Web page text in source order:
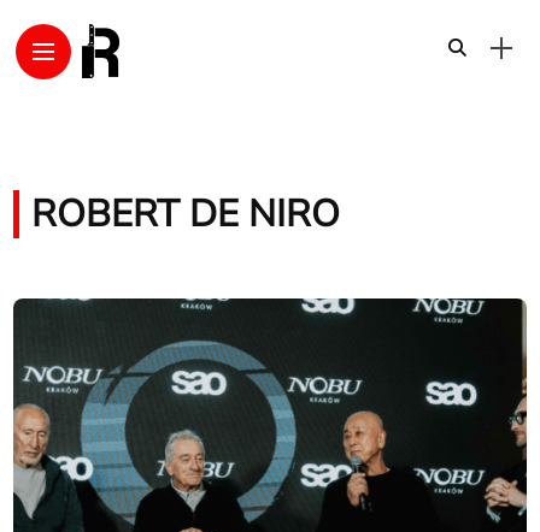
ROBERT DE NIRO